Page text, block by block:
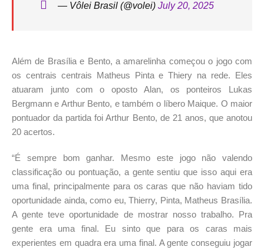
— Vôlei Brasil (@volei) July 20, 2025
Além de Brasília e Bento, a amarelinha começou o jogo com
os centrais centrais Matheus Pinta e Thiery na rede. Eles
atuaram junto com o oposto Alan, os ponteiros Lukas
Bergmann e Arthur Bento, e também o líbero Maique. O maior
pontuador da partida foi Arthur Bento, de 21 anos, que anotou
20 acertos.
“É sempre bom ganhar. Mesmo este jogo não valendo
classificação ou pontuação, a gente sentiu que isso aqui era
uma final, principalmente para os caras que não haviam tido
oportunidade ainda, como eu, Thierry, Pinta, Matheus Brasília.
A gente teve oportunidade de mostrar nosso trabalho. Pra
gente era uma final. Eu sinto que para os caras mais
experientes em quadra era uma final. A gente conseguiu jogar